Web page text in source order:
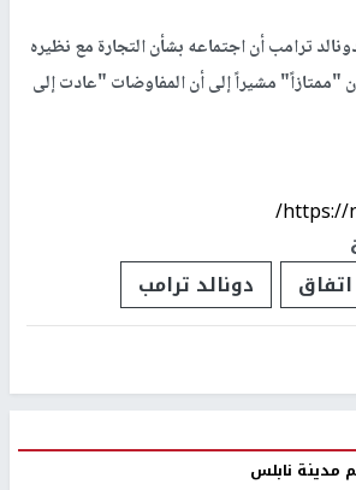
ترامب​ أن اجتماعه بشأن التجارة مع نظيره
"ممتازاً" مشيراً إلى أن المفاوضات "عادت إلى
https://
اتفاق ​دونالد ترامب​
مدينة نابلس